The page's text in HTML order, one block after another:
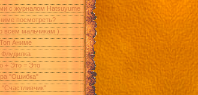
с журналом Hatsuyume
посмотреть?
всем мальчикам )
Топ Аниме
Флудилка
+ Это = Это
"Ошибка"
"Счастливчик"